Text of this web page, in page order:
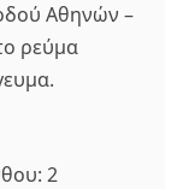
Αθηνών –
ρεύμα
2